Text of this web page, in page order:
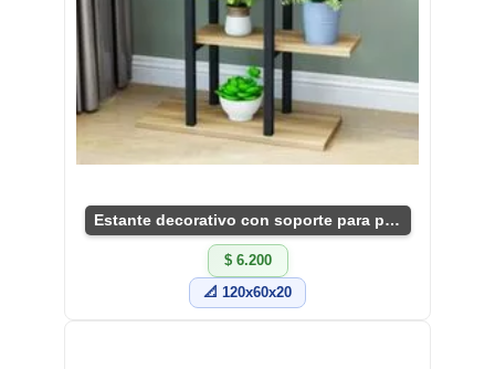
Estante decorativo con soporte para plantas interiores
$ 6.200
📐 120x60x20